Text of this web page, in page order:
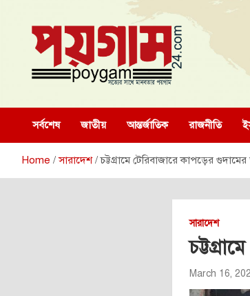
content
poygam24.com
সর্বশেষ জাতীয় আন্তর্জাতিক রাজনীতি
Home সারাদেশ চট্টগ্রামে টেরিবাজারে কাপড়ের গুদামের
সারাদেশ
March 16,